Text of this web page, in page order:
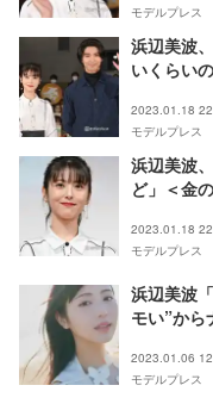
モデルプレス
浜辺美波
いくらい
2023.01.18
モデルプレス
浜辺美波
ど」＜金
2023.01.18
モデルプレス
浜辺美波
モい”から
2023.01.06
モデルプレス